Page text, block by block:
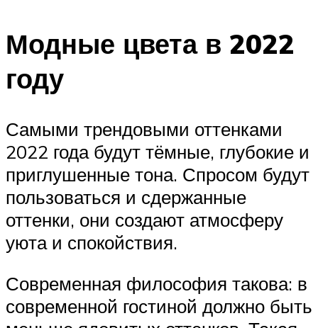
Модные цвета в 2022
году
Самыми трендовыми оттенками
2022 года будут тёмные, глубокие и
приглушенные тона. Спросом будут
пользоваться и сдержанные
оттенки, они создают атмосферу
уюта и спокойствия.
Современная философия такова: в
современной гостиной должно быть